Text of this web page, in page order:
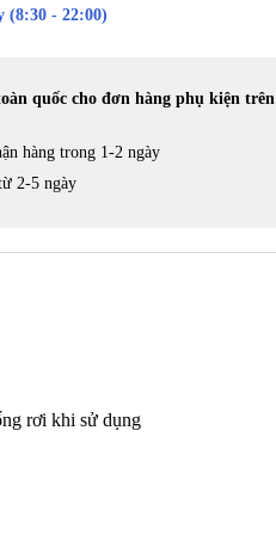
(8:30 - 22:00)
quốc cho đơn hàng phụ kiện trên
hàng trong 1-2 ngày
2-5 ngày
rơi khi sử dụng